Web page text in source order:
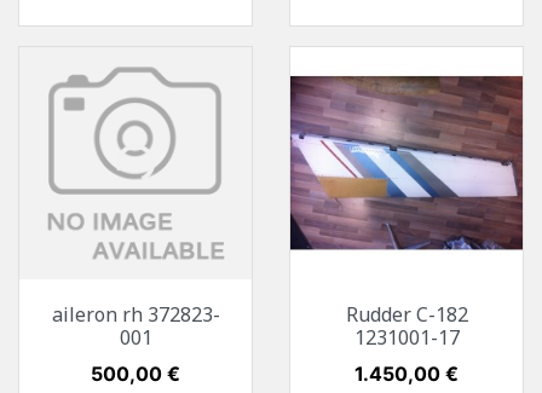
aileron rh 372823-
001
Preis
500,00 €
Rudder C-182
1231001-17
Preis
1.450,00 €